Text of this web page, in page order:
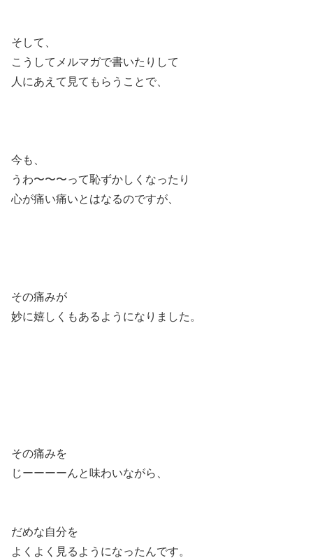
そして、
こうしてメルマガで書いたりして
人にあえて見てもらうことで、
今も、
うわ〜〜〜って恥ずかしくなったり
心が痛い痛いとはなるのですが、
その痛みが
妙に嬉しくもあるようになりました。
その痛みを
じーーーーんと味わいながら、
だめな自分を
よくよく見るようになったんです。